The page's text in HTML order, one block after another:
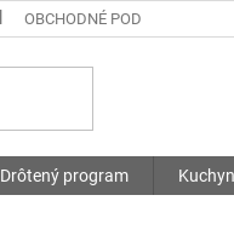
OBCHODNÉ PODMIENKY
Drôtený program